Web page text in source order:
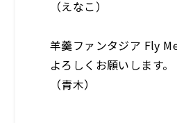
（えなこ）
羊羹ファンタジア Fly
よろしくお願いします。
（青木）